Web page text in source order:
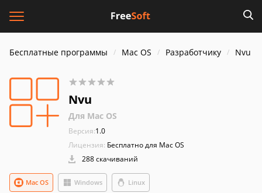
Бесплатные программы Mac OS Разработчику Nvu
Nvu
Для Mac OS
Версия:1.0
Лицензия: Бесплатно для Mac OS
288 скачиваний
Windows Linux
Mac OS